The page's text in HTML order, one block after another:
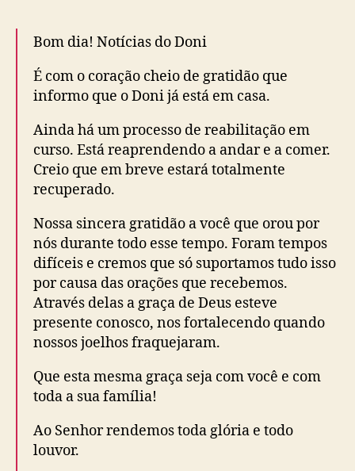
Bom dia! Notícias do Doni
É com o coração cheio de gratidão que
informo que o Doni já está em casa.
Ainda há um processo de reabilitação em
curso. Está reaprendendo a andar e a comer.
Creio que em breve estará totalmente
recuperado.
Nossa sincera gratidão a você que orou por
nós durante todo esse tempo. Foram tempos
difíceis e cremos que só suportamos tudo isso
por causa das orações que recebemos.
Através delas a graça de Deus esteve
presente conosco, nos fortalecendo quando
nossos joelhos fraquejaram.
Que esta mesma graça seja com você e com
toda a sua família!
Ao Senhor rendemos toda glória e todo
louvor.